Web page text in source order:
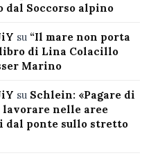
Soccorso alpino
su “Il mare non porta
di Lina Colacillo
Marino
su Schlein: «Pagare di
nelle aree
dal ponte sullo stretto